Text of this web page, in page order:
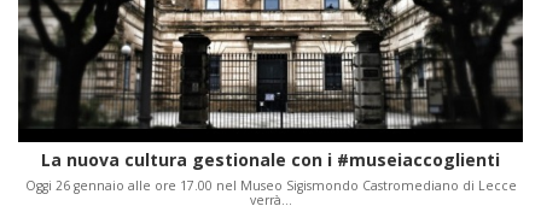
La nuova cultura gestionale con i #museiaccoglienti
Oggi 26 gennaio alle ore 17.00 nel Museo Sigismondo Castromediano di Lecce
verrà…